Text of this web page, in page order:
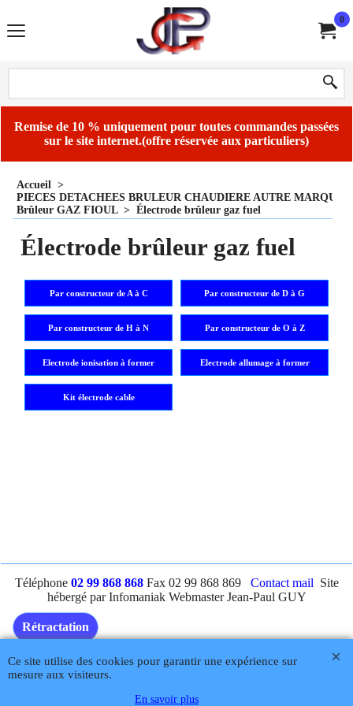
0
Remise de 10 % uniquement pour toutes commandes passées
sur le site internet.(offre réservée aux particuliers)
Accueil >
PIECES DETACHEES BRULEUR CHAUDIERE AUTRE MARQUE
Brûleur GAZ FIOUL> Électrode brûleur gaz fuel
Électrode brûleur gaz fuel
Par constructeur de A à C Par constructeur de D à G
Par constructeur de H à N Par constructeur de O à Z
Electrode ionisation à former Electrode allumage à former
Kit électrode cable
Téléphone 02 99 868 868Fax 02 99 868 869 Contact mail Site
hébergé par Infomaniak Webmaster Jean-Paul GUY
Rétractation
avec le logiciel
Ce site utilise des cookies pour garantir une expérience sur
mesure aux visiteurs.
En savoir plus